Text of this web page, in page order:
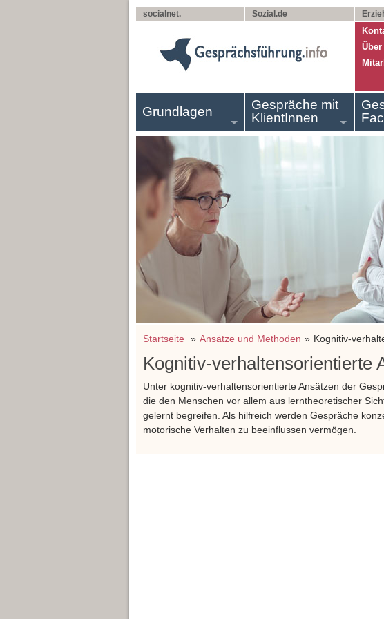
socialnet. Sozial.de
Grundlagen
Gespräche mit
KlientInnen
Startseite Ansätze und Methoden Kognitiv-
Kognitiv-verhaltensorientierte
Unter kognitiv-verhaltensorientierte Ansätzen der
die den Menschen vor allem aus lerntheoretischer
gelernt begreifen. Als hilfreich werden Gespräche
motorische Verhalten zu beeinflussen vermögen.